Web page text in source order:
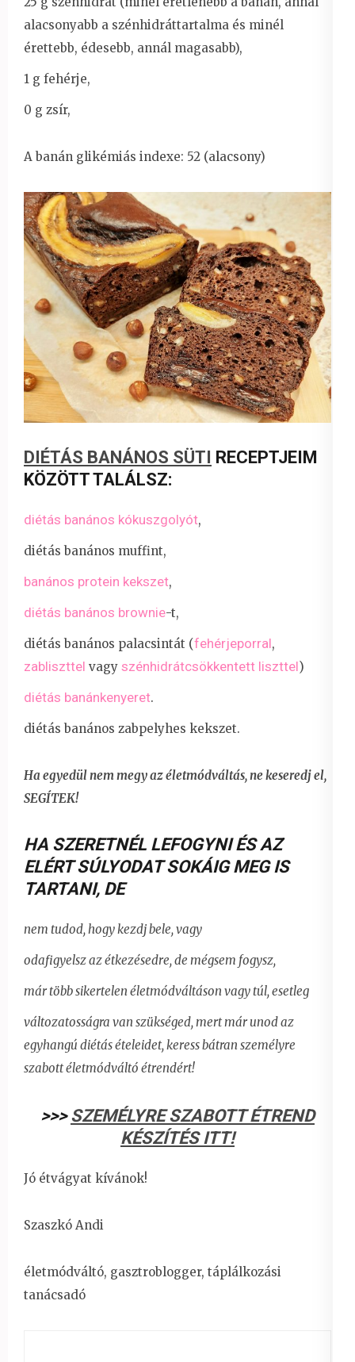
alacsonyabb a szénhidráttartalma és minél
érettebb, édesebb, annál magasabb),
1 g fehérje,
0 g zsír,
A banán glikémiás indexe: 52 (alacsony)
DIÉTÁS BANÁNOS SÜTI RECEPTJEIM
KÖZÖTT TALÁLSZ:
diétás banános kókuszgolyót,
diétás banános muffint,
banános protein kekszet,
diétás banános brownie-t,
diétás banános palacsintát (fehérjeporral,
zabliszttel vagy szénhidrátcsökkentett liszttel)
diétás banánkenyeret.
diétás banános zabpelyhes kekszet.
Ha egyedül nem megy az életmódváltás, ne keseredj el,
SEGÍTEK!
HA SZERETNÉL LEFOGYNI ÉS AZ
ELÉRT SÚLYODAT SOKÁIG MEG IS
TARTANI, DE
nem tudod, hogy kezdj bele, vagy
odafigyelsz az étkezésedre, de mégsem fogysz,
már több sikertelen életmódváltáson vagy túl, esetleg
változatosságra van szükséged, mert már unod az
egyhangú diétás ételeidet,keress bátran személyre
szabott életmódváltó étrendért!
>>>SZEMÉLYRE SZABOTT ÉTREND
KÉSZÍTÉS ITT!
Jó étvágyat kívánok!
Szaszkó Andi
életmódváltó, gasztroblogger, táplálkozási
tanácsadó